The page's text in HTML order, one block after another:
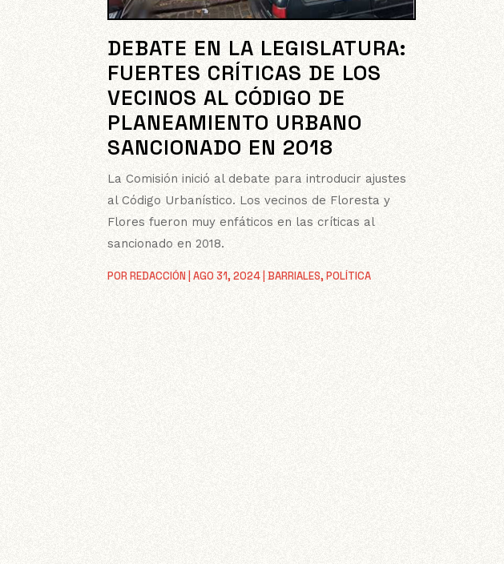
DEBATE EN LA LEGISLATURA:
FUERTES CRÍTICAS DE LOS
VECINOS AL CÓDIGO DE
PLANEAMIENTO URBANO
SANCIONADO EN 2018
PORREDACCIÓN |AGO 31, 2024 |BARRIALES,POLÍTICA
La Comisión inició al debate para introducir ajustes
al Código Urbanístico. Los vecinos de Floresta y
Flores fueron muy enfáticos en las críticas al
sancionado en 2018.